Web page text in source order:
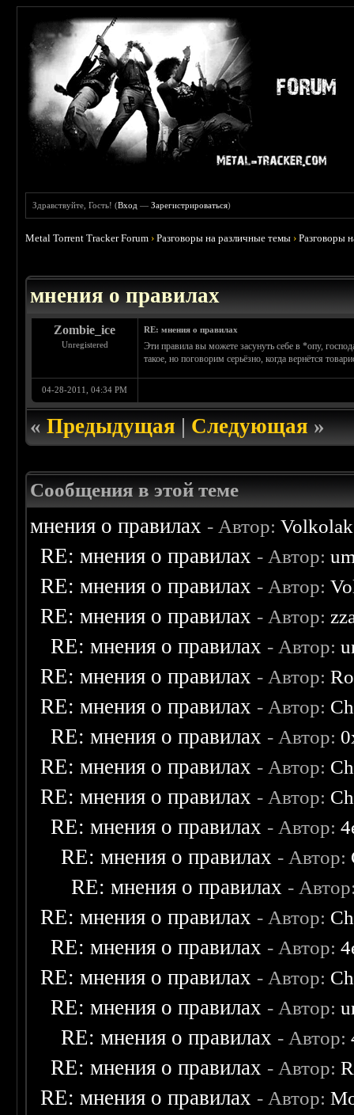
Здравствуйте, Гость! (Вход —Зарегистрироваться)
Metal Torrent Tracker Forum ›Разговоры на различные темы ›Разговоры
мнения о правилах
Zombie_ice
Unregistered
RE: мнения о правилах
Эти правила вы можете засунуть себе в *опу,
такое, но поговорим серьёзно, когда вернётся
04-28-2011, 04:34 PM
«Предыдущая|Следующая»
Сообщения в этой теме
мнения о правилах - Автор:Volkolak
RE: мнения о правилах - Автор:
RE: мнения о правилах - Автор:
RE: мнения о правилах - Автор:
RE: мнения о правилах - Автор:
RE: мнения о правилах - Автор:
RE: мнения о правилах - Автор:
RE: мнения о правилах - Автор:
RE: мнения о правилах - Автор:
RE: мнения о правилах - Автор:
RE: мнения о правилах - Автор:
RE: мнения о правилах - Автор:
RE: мнения о правилах -
RE: мнения о правилах - Автор:
RE: мнения о правилах - Автор:
RE: мнения о правилах - Автор:
RE: мнения о правилах - Автор:
RE: мнения о правилах - Автор:
RE: мнения о правилах - Автор:
RE: мнения о правилах - Автор: